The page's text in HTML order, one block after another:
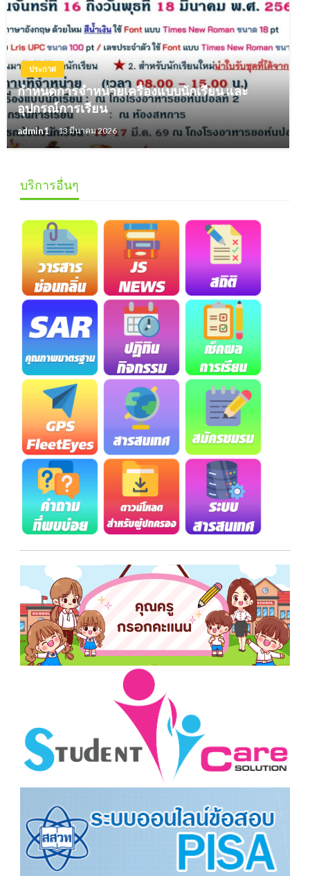
ประกาศ
กำหนดการจำหน่ายเครื่องแบบนักเรียน และ
อุปกรณ์การเรียน
admin1 13 มีนาคม 2026
บริการอื่นๆ